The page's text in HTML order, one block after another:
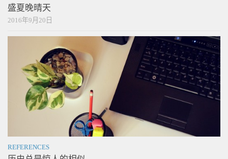
盛夏晚晴天
2016年9月20日
REFERENCES